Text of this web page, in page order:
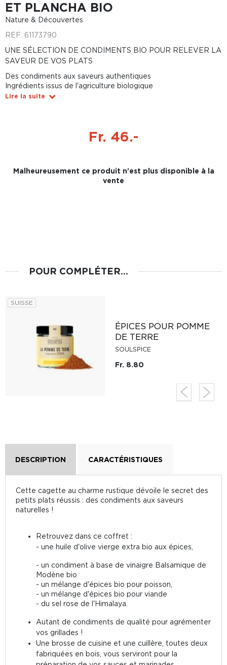
ET PLANCHA BIO
Nature & Découvertes
REF. 61173790
UNE SÉLECTION DE CONDIMENTS BIO POUR RELEVER LA
SAVEUR DE VOS PLATS
Des condiments aux saveurs authentiques
Ingrédients issus de l'agriculture biologique
Lire la suite
Fr. 46.-
Malheureusement ce produit n'est plus disponible à la
vente
POUR COMPLÉTER...
SUISSE
ÉPICES POUR POMME
DE TERRE
SOULSPICE
Fr. 8.80
DESCRIPTION CARACTÉRISTIQUES
Cette cagette au charme rustique dévoile le secret des
petits plats réussis : des condiments aux saveurs
naturelles !
Retrouvez dans ce coffret :
- une huile d'olive vierge extra bio aux épices,
- un condiment à base de vinaigre Balsamique de
Modène bio
- un mélange d'épices bio pour poisson,
- un mélange d'épices bio pour viande
- du sel rose de l'Himalaya.
Autant de condiments de qualité pour agrémenter
vos grillades !
Une brosse de cuisine et une cuillère, toutes deux
fabriquées en bois, vous serviront pour la